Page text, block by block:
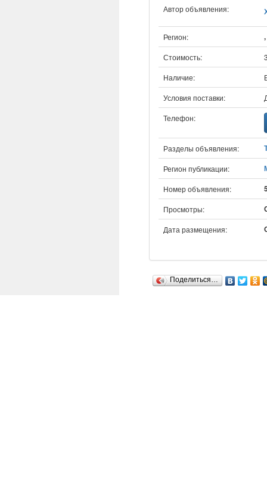
Автор объявления:
Регион: ,
Стоимость:
Наличие:
Условия поставки:
Телефон:
Разделы объявления:
Регион публикации:
Номер объявления:
Просмотры:
Дата размещения:
Поделиться…